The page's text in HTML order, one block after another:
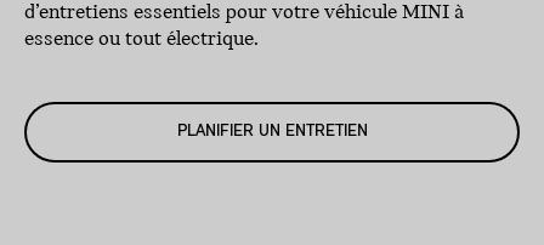
d’entretiens essentiels pour votre véhicule MINI à
essence ou tout électrique.
PLANIFIER UN ENTRETIEN